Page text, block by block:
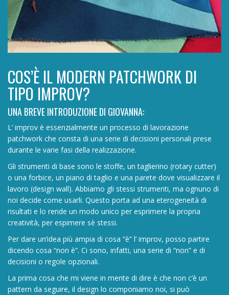
COS’È IL MODERN PATCHWORK DI
TIPO IMPROV?
UNA BREVE INTRODUZIONE DI GIOVANNA:
L’ improv è essenzialmente un processo di lavorazione
patchwork che consta di una serie di decisioni personali prese
durante le varie fasi della realizzazione.
Gli strumenti di base sono le stoffe, un taglierino (rotary cutter)
o una forbice, un piano di taglio e una parete dove visualizzare il
lavoro (design wall). Abbiamo gli stessi strumenti, ma ognuno di
noi decide come usarli. Questo porta ad una eterogeneità di
risultati e lo rende un modo unico per esprimere la propria
creatività, per espimere sè stessi.
Per dare un’idea più ampia di cosa “è” l’ improv, posso partire
dicendo cosa “non è”. Ci sono, infatti, una serie di “non” e di
decisioni o regole opzionali.
La prima cosa che mi viene in mente di dire è che non c’è un
pattern da seguire, il design lo componiamo noi, si può